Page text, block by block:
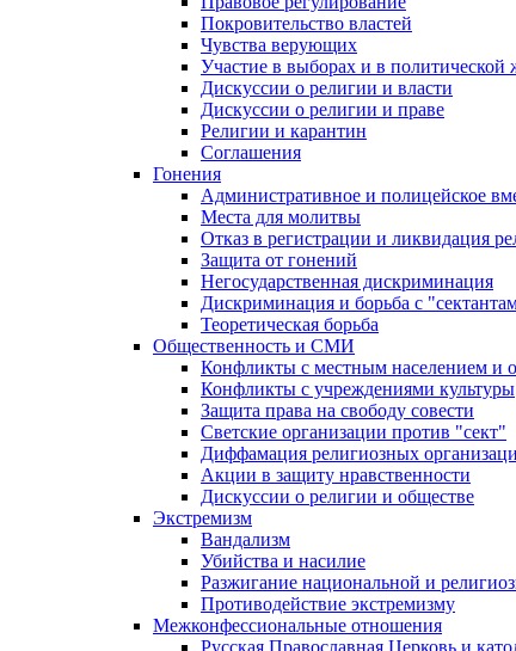
Покровительство властей
Чувства верующих
Участие в выборах и в политической
Дискуссии о религии и власти
Дискуссии о религии и праве
Религии и карантин
Соглашения
Гонения
Административное и полицейское
Места для молитвы
Отказ в регистрации и ликвидация
Защита от гонений
Негосударственная дискриминация
Дискриминация и борьба с
Теоретическая борьба
Общественность и СМИ
Конфликты с местным населением и
Конфликты с учреждениями культуры
Защита права на свободу совести
Светские организации против "сект"
Диффамация религиозных
Акции в защиту нравственности
Дискуссии о религии и обществе
Экстремизм
Вандализм
Убийства и насилие
Разжигание национальной и
Противодействие экстремизму
Межконфессиональные отношения